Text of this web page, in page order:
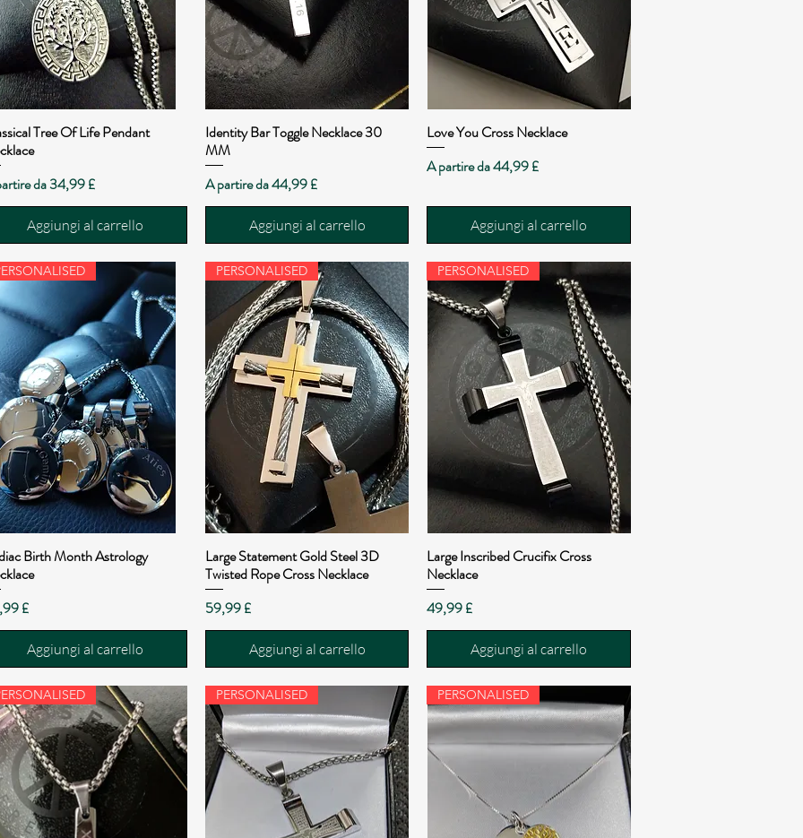
Vista rapida
Tree Of Life Pendant
da34,99 £
scontato
Aggiungi al carrello
Vista rapida
Identity Bar Toggle Necklace 30
MM
A partire da44,99 £
Prezzo scontato
Aggiungi al carrello
Vista rapida
Love You Cross Necklace
A partire da44,99 £
Prezzo scontato
Aggiungi al carrello
Vista rapida
Birth Month Astrology
£
Aggiungi al carrello
Vista rapida
PERSONALISED
Large Statement Gold Steel 3D
Twisted Rope Cross Necklace
Prezzo
59,99 £
Aggiungi al carrello
Vista rapida
PERSONALISED
Large Inscribed Crucifix Cross
Necklace
Prezzo
49,99 £
Aggiungi al carrello
PERSONALISED PERSONALISED